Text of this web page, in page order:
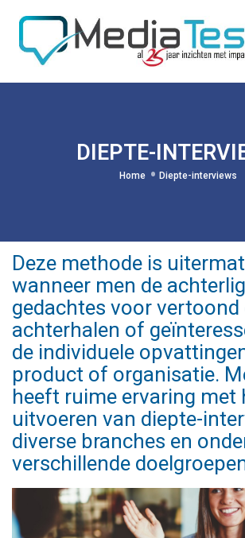
DIEPTE-
Home Diepte-interviews
Deze methode is
wanneer men de
gedachtes voor vertoond
achterhalen of
de individuele
product of organisatie.
heeft ruime ervaring met
uitvoeren van diepte-
diverse branches en
verschillende